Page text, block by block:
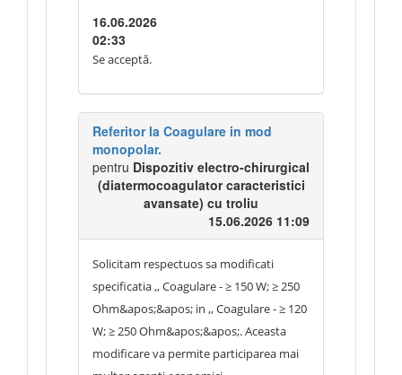
interpretare obiectiva si transparenta a
cerintei tehnice.
16.06.2026
02:33
Se acceptă.
Referitor la Coagulare in mod
monopolar.
pentru Dispozitiv electro-chirurgical
(diatermocoagulator caracteristici
avansate) cu troliu
15.06.2026 11:09
Solicitam respectuos sa modificati
specificatia ,, Coagulare - ≥ 150 W; ≥ 250
Ohm&apos;&apos; in ,, Coagulare - ≥ 120
W; ≥ 250 Ohm&apos;&apos;. Aceasta
modificare va permite participarea mai